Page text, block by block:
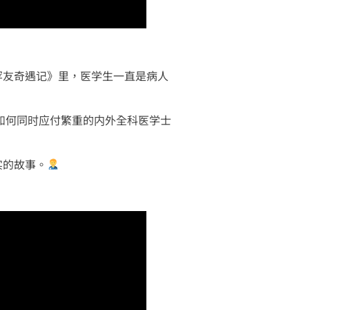
奇遇记》里，医学生一直是病人
同时应付繁重的内外全科医学士
故事。